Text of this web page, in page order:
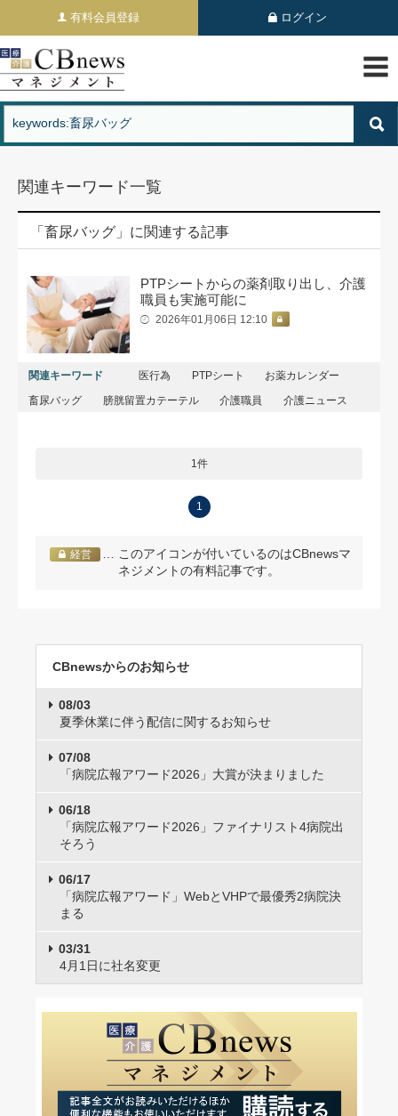
有料会員登録 ログイン
関連キーワード一覧
「畜尿バッグ」に関連する記事
PTPシートからの薬剤取り出し、介護
職員も実施可能に
2026年01月06日 12:10
関連キーワード 医行為 PTPシート
お薬カレンダー
畜尿バッグ
膀胱留置カテーテル 介護職員 介護ニュース
1件
1
経営
… このアイコンが付いているのはCBnewsマ
ネジメントの有料記事です。
CBnewsからのお知らせ
08/03
夏季休業に伴う配信に関するお知らせ
07/08
「病院広報アワード2026」大賞が決まりました
06/18
「病院広報アワード2026」ファイナリスト4病院出
そろう
06/17
「病院広報アワード」WebとVHPで最優秀2病院決
まる
03/31
4月1日に社名変更